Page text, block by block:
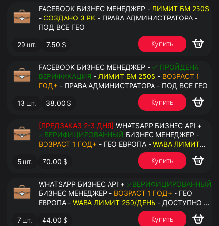
FACEBOOK БИЗНЕС МЕНЕДЖЕР - ЛИМИТ БМ 250$
- СОЗДАНО 3 РК - ПРАВА АДМИНИСТРАТОРА -
ПОД ВСЕ ГЕО
29 шт. 7.50 $ Купить
FACEBOOK БИЗНЕС МЕНЕДЖЕР - ✅ ПРОЙДЕНА
ВЕРИФИКАЦИЯ - ЛИМИТ БМ 250$ - ВОЗРАСТ 1
ГОД+ - ПРАВА АДМИНИСТРАТОРА - ПОД ВСЕ ГЕО
13 шт. 38.00 $ Купить
[ПРЕДЗАКАЗ 2-3 ДНЯ] WHATSAPP БИЗНЕС API +
✅ВЕРИФИЦИРОВАННЫЙ БИЗНЕС МЕНЕДЖЕР -
ВОЗРАСТ 1 ГОД+ - ГЕО ЕВРОПА - WABA ЛИМИТ
- ДОСТУПНО К ПРИВЯЗКЕ ДО 20
НОМЕРОВ - ПРАВА АДМИНИСТРАТОРА
5 шт. 70.00 $ Купить
WHATSAPP БИЗНЕС API + ✅ВЕРИФИЦИРОВАННЫЙ
БИЗНЕС МЕНЕДЖЕР - ВОЗРАСТ 1 ГОД+ - ГЕО
ЕВРОПА - WABA ЛИМИТ 250/ДЕНЬ - ДОСТУПНО К
ПРИВЯЗКЕ ДО 2 НОМЕРОВ - ПРАВА
АДМИНИСТРАТОРА
7 шт. 44.00 $ Купить